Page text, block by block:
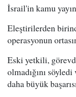
İsrail'in kamu
Eleştirilerden
operasyonun
Eski yetkili,
olmadığını
daha büyük